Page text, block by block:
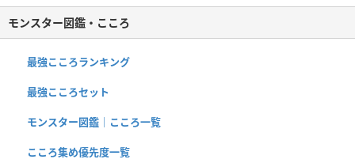
モンスター図鑑・こころ
最強こころランキング
最強こころセット
モンスター図鑑｜こころ一覧
こころ集め優先度一覧